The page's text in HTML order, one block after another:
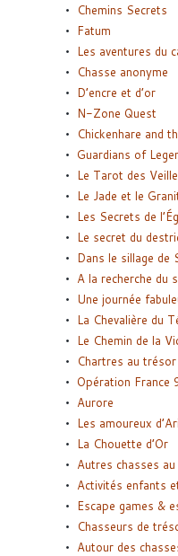
Chemins Secrets
Fatum
Les aventures du
Chasse anonyme
D’encre et d’or
N-Zone Quest
Chickenhare and
Guardians of
Le Tarot des
Le Jade et le
Les Secrets de
Le secret du
Dans le sillage de
A la recherche du
Une journée
La Chevalière du
Le Chemin de la
Chartres au trésor
Opération France
Aurore
Les amoureux
La Chouette d’Or
Autres chasses
Activités enfants
Escape games &
Chasseurs de
Autour des